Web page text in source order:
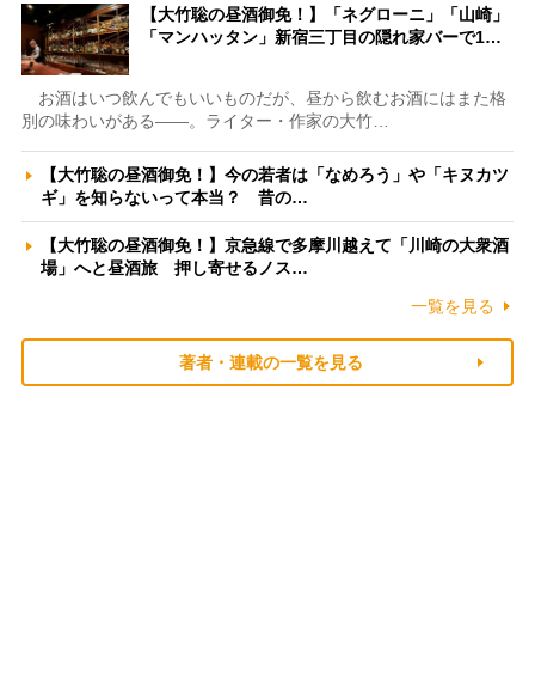
【大竹聡の昼酒御免！】「ネグローニ」「山崎」
「マンハッタン」新宿三丁目の隠れ家バーで1…
お酒はいつ飲んでもいいものだが、昼から飲むお酒にはまた格
別の味わいがある――。ライター・作家の大竹…
【大竹聡の昼酒御免！】今の若者は「なめろう」や「キヌカツ
ギ」を知らないって本当？ 昔の…
【大竹聡の昼酒御免！】京急線で多摩川越えて「川崎の大衆酒
場」へと昼酒旅 押し寄せるノス…
一覧を見る
著者・連載の一覧を見る